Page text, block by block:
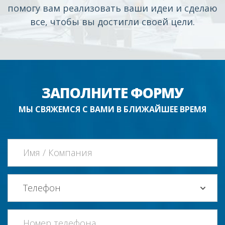
помогу вам реализовать ваши идеи и сделаю
все, чтобы вы достигли своей цели.
ЗАПОЛНИТЕ ФОРМУ
МЫ СВЯЖЕМСЯ С ВАМИ В БЛИЖАЙШЕЕ ВРЕМЯ